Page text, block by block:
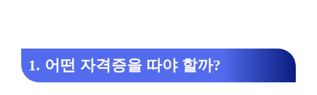
1. 어떤 자격증을 따야 할까?